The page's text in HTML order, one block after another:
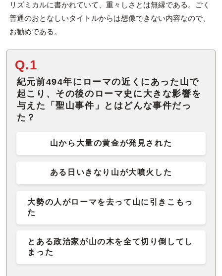
リズミカルに書かれていて、重々しさとは無縁である。ごく
普通のおとなしいタイトルからは想像できない内容なので、
お勧めである。
Q.1
紀元前494年にローマの近くにあった山で
起こり、その後のローマ史に大きな影響を
与えた「聖山事件」とはどんな事件だっ
た？
山から大量の黄金が発見された
ある日いきなり山が大噴火した
大勢の人がローマを去って山に引きこもっ
た
とある政治家が山の木を全て切り倒してし
まった